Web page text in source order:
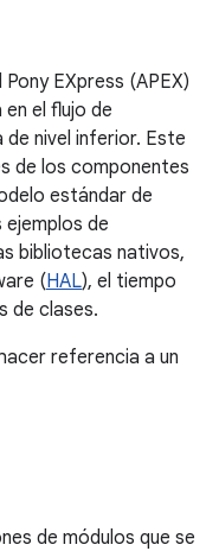
EXpress (APEX)
el flujo de
nivel inferior. Este
de los componentes
estándar de
ejemplos de
bibliotecas nativos,
(HAL), el tiempo
de clases.
referencia a un
de módulos que se